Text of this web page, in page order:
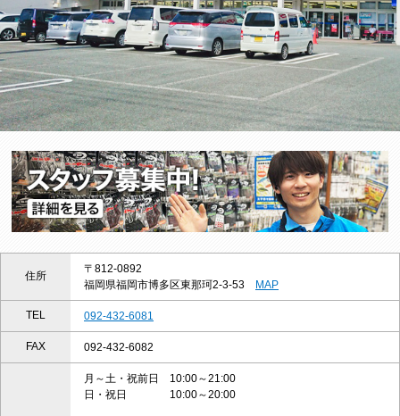
住所
〒812-0892
福岡県福岡市博多区東那珂2-3-53 MAP
TEL 092-432-6081
FAX 092-432-6082
月～土・祝前日 10:00～21:00
日・祝日 10:00～20:00